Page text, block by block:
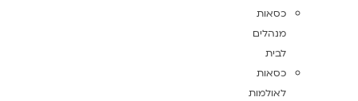
כסאות
מנהלים
לבית
כסאות
לאולמות